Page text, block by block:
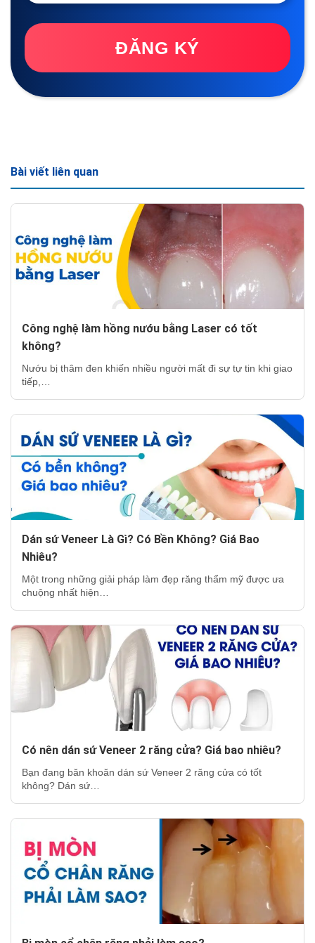
ĐĂNG KÝ
Bài viết liên quan
Công nghệ làm hồng nướu bằng Laser có tốt
không?
Nướu bị thâm đen khiến nhiều người mất đi sự tự tin khi giao
tiếp,…
Dán sứ Veneer Là Gì? Có Bền Không? Giá Bao
Nhiêu?
Một trong những giải pháp làm đẹp răng thẩm mỹ được ưa
chuộng nhất hiện…
Có nên dán sứ Veneer 2 răng cửa? Giá bao nhiêu?
Bạn đang băn khoăn dán sứ Veneer 2 răng cửa có tốt
không? Dán sứ…